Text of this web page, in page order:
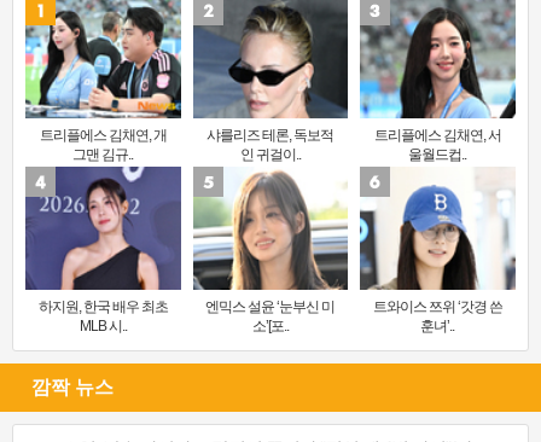
트리플에스 김채연, 개
그맨 김규..
샤를리즈 테론, 독보적
인 귀걸이..
트리플에스 김채연, 서
울월드컵..
하지원, 한국 배우 최초
MLB 시..
엔믹스 설윤 ‘눈부신 미
소’[포..
트와이스 쯔위 ‘갓경 쓴
훈녀’..
깜짝 뉴스